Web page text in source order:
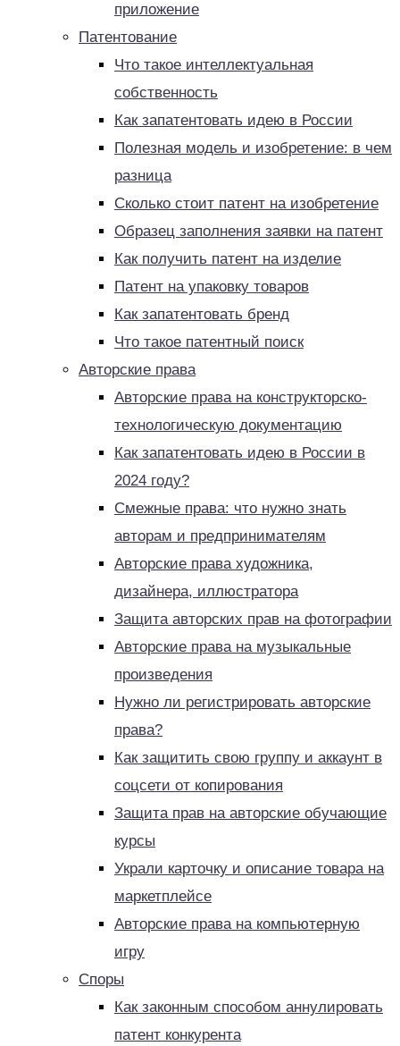
приложение
Патентование
Что такое интеллектуальная
собственность
Как запатентовать идею в России
Полезная модель и изобретение: в чем
разница
Сколько стоит патент на изобретение
Образец заполнения заявки на патент
Как получить патент на изделие
Патент на упаковку товаров
Как запатентовать бренд
Что такое патентный поиск
Авторские права
Авторские права на конструкторско-
технологическую документацию
Как запатентовать идею в России в
2024 году?
Смежные права: что нужно знать
авторам и предпринимателям
Авторские права художника,
дизайнера, иллюстратора
Защита авторских прав на фотографии
Авторские права на музыкальные
произведения
Нужно ли регистрировать авторские
права?
Как защитить свою группу и аккаунт в
соцсети от копирования
Защита прав на авторские обучающие
курсы
Украли карточку и описание товара на
маркетплейсе
Авторские права на компьютерную
игру
Споры
Как законным способом аннулировать
патент конкурента